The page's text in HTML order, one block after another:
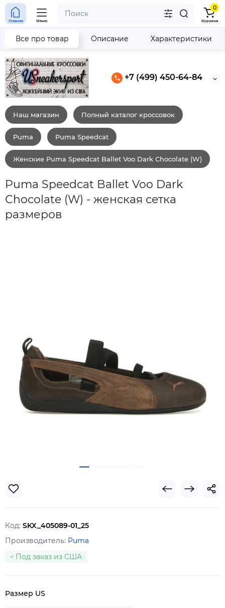
+7 (499) 450-64-84
Главная Меню
0
Корзина
Наш магазин Полный каталог кроссовок
Puma Puma Speedcat
Женские Puma Speedcat Ballet Voo Dark Chocolate (W)
Puma Speedcat Ballet Voo Dark
Chocolate (W) - женская сетка
размеров
Все про товар Описание Характеристики
Код: SKX_405089-01_25
Производитель: Puma
Под заказ из США
Размер US